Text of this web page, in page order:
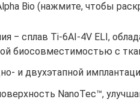
Bio (нажмите, чтобы
‒ сплав Ti-6AI-4V ELI,
биосовместимостью с
и двухэтапной
NanoTec™,